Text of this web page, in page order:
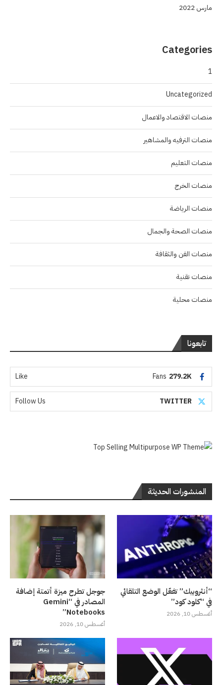
مارس 2022
Categories
1
Uncategorized
منصات الاقتصاد والاعمال
منصات الترفيه والمشاهير
منصات التعليم
منصات الخرج
منصات الرياضة
منصات الصحة والجمال
منصات الفن والثقافة
منصات تقنية
منصات محلية
تابعونا
279.2K
Fans
Like
TWITTER
Follow Us
المنشورات الحديثة
“أنثروبيك” تفعّل الوضع التلقائي
في “كلود كود”
أغسطس 10, 2026
جوجل تطرح ميزة أتمتة إضافة
المصادر في “Gemini
Notebooks”
أغسطس 10, 2026